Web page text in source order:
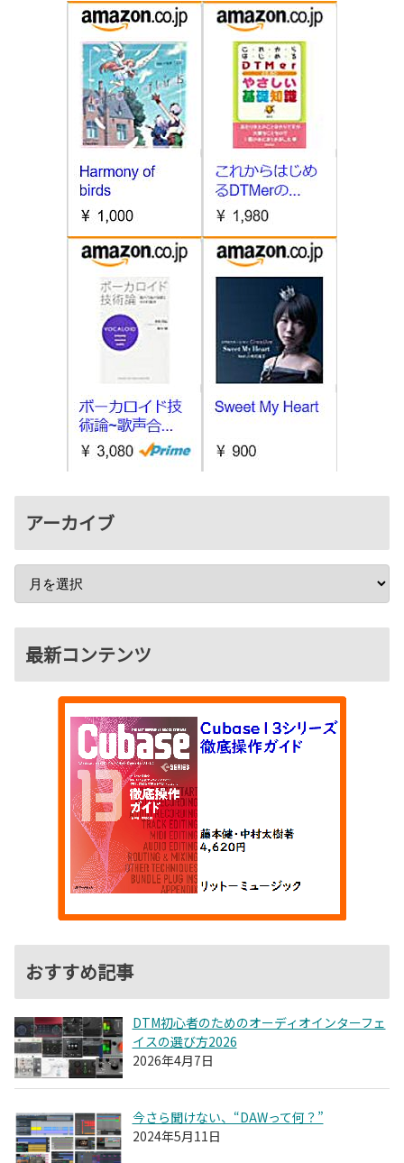
アーカイブ
最新コンテンツ
おすすめ記事
DTM初心者のためのオーディオインターフェ
イスの選び方2026
2026年4月7日
今さら聞けない、“DAWって何？”
2024年5月11日